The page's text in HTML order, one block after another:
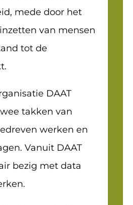
mede door het
van mensen
tot de
DAAT
takken van
werken en
Vanuit DAAT
bezig met data